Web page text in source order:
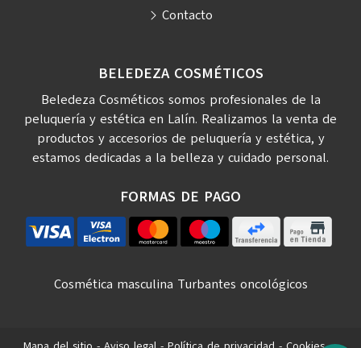
BELEDEZA COSMÉTICOS
Beledeza Cosméticos somos profesionales de la
peluquería y estética en Lalín. Realizamos la venta de
productos y accesorios de peluquería y estética, y
estamos dedicadas a la belleza y cuidado personal.
FORMAS DE PAGO
Contacto
Cosmética masculina Turbantes oncológicos